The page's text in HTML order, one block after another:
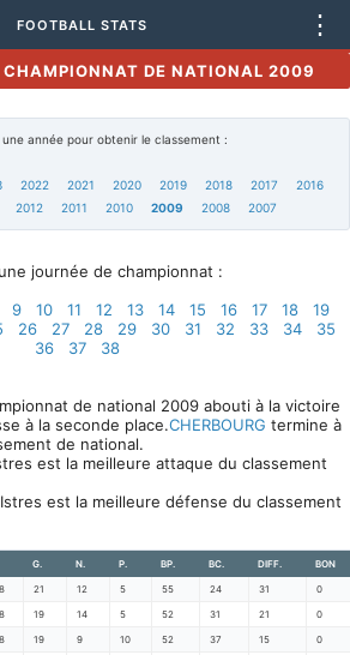
FOOTBALL STATS ⋮
CHAMPIONNAT DE NATIONAL 2009
une année pour obtenir le classement :
2022 2021 2020 2019 2018 2017
2016
2012 2011 2010 2009 2008 2007
journée de championnat :
9 10 11 12 13 14 15 16 17 18
19
26 27 28 29 30 31 32 33 34
35
36
37
38
de national 2009 abouti à la victoire
à la seconde place.CHERBOURG termine à
de national.
est la meilleure attaque du classement
est la meilleure défense du classement
G. N. P. BP. BC. DIFF. BON
21 12 5 55 24 31 0
19 14 5 52 31 21 0
19 9 10 52 37 15 0